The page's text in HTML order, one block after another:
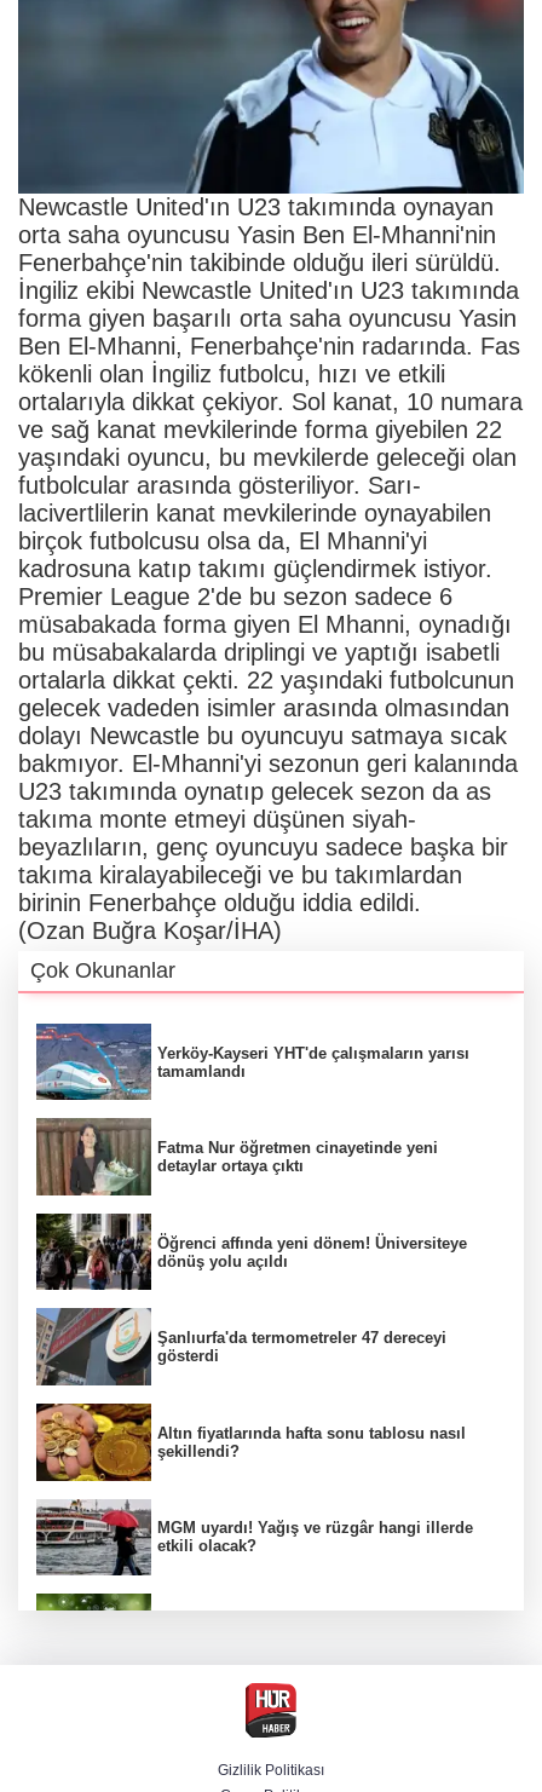
Newcastle United'ın U23 takımında oynayan
orta saha oyuncusu Yasin Ben El-Mhanni'nin
Fenerbahçe'nin takibinde olduğu ileri sürüldü.
İngiliz ekibi Newcastle United'ın U23 takımında
forma giyen başarılı orta saha oyuncusu Yasin
Ben El-Mhanni, Fenerbahçe'nin radarında. Fas
kökenli olan İngiliz futbolcu, hızı ve etkili
ortalarıyla dikkat çekiyor. Sol kanat, 10 numara
ve sağ kanat mevkilerinde forma giyebilen 22
yaşındaki oyuncu, bu mevkilerde geleceği olan
futbolcular arasında gösteriliyor. Sarı-
lacivertlilerin kanat mevkilerinde oynayabilen
birçok futbolcusu olsa da, El Mhanni'yi
kadrosuna katıp takımı güçlendirmek istiyor.
Premier League 2'de bu sezon sadece 6
müsabakada forma giyen El Mhanni, oynadığı
bu müsabakalarda driplingi ve yaptığı isabetli
ortalarla dikkat çekti. 22 yaşındaki futbolcunun
gelecek vadeden isimler arasında olmasından
dolayı Newcastle bu oyuncuyu satmaya sıcak
bakmıyor. El-Mhanni'yi sezonun geri kalanında
U23 takımında oynatıp gelecek sezon da as
takıma monte etmeyi düşünen siyah-
beyazlıların, genç oyuncuyu sadece başka bir
takıma kiralayabileceği ve bu takımlardan
birinin Fenerbahçe olduğu iddia edildi.
(Ozan Buğra Koşar/İHA)
Çok Okunanlar
Yerköy-Kayseri YHT'de çalışmaların yarısı
tamamlandı
Fatma Nur öğretmen cinayetinde yeni
detaylar ortaya çıktı
Öğrenci affında yeni dönem! Üniversiteye
dönüş yolu açıldı
Şanlıurfa'da termometreler 47 dereceyi
gösterdi
Altın fiyatlarında hafta sonu tablosu nasıl
şekillendi?
MGM uyardı! Yağış ve rüzgâr hangi illerde
etkili olacak?
Mekke Anlaşması uluslararası basında geniş
Gizlilik Politikası